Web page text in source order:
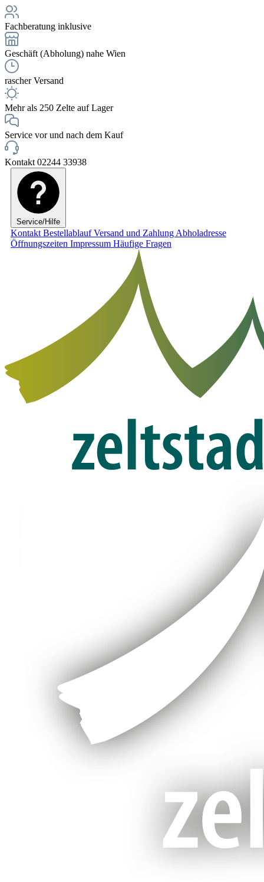
Fachberatung inklusive
Geschäft (Abholung) nahe Wien
rascher Versand
Mehr als 250 Zelte auf Lager
Service vor und nach dem Kauf
Kontakt 02244 33938
Service/Hilfe
Kontakt BestellablaufVersand und Zahlung Abholadresse
Öffnungszeiten Impressum Häufige Fragen